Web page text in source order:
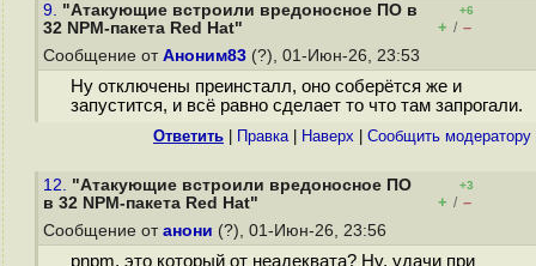
9. "Атакующие встроили вредоносное ПО в
32 NPM-пакета Red Hat"
+6
+ / –
Сообщение от Аноним83 (?), 01-Июн-26, 23:53
Ну отключены преинсталл, оно соберётся же и
запустится, и всё равно сделает то что там запрогали.
Ответить Правка| Наверх Cообщить модератору
12. "Атакующие встроили вредоносное ПО
в 32 NPM-пакета Red Hat"
+3
+ / –
Сообщение от анони (?), 01-Июн-26, 23:56
pnpm, это который от неадеквата? Ну, удачи при